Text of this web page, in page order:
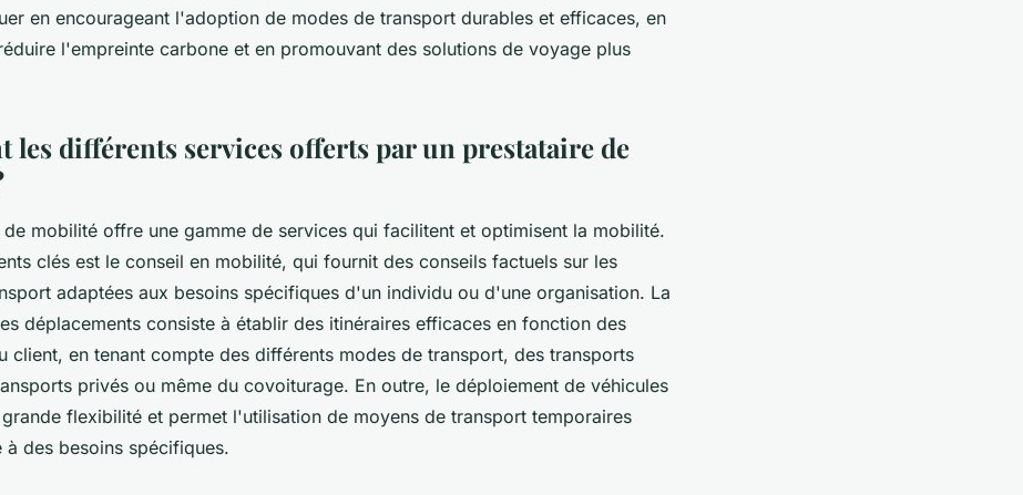
en encourageant l'adoption de modes de transport durables et efficaces, en
l'empreinte carbone et en promouvant des solutions de voyage plus
les différents services offerts par un prestataire de
de mobilité offre une gamme de services qui facilitent et optimisent la mobilité.
clés est le conseil en mobilité, qui fournit des conseils factuels sur les
adaptées aux besoins spécifiques d'un individu ou d'une organisation. La
déplacements consiste à établir des itinéraires efficaces en fonction des
client, en tenant compte des différents modes de transport, des transports
privés ou même du covoiturage. En outre, le déploiement de véhicules
flexibilité et permet l'utilisation de moyens de transport temporaires
à des besoins spécifiques.